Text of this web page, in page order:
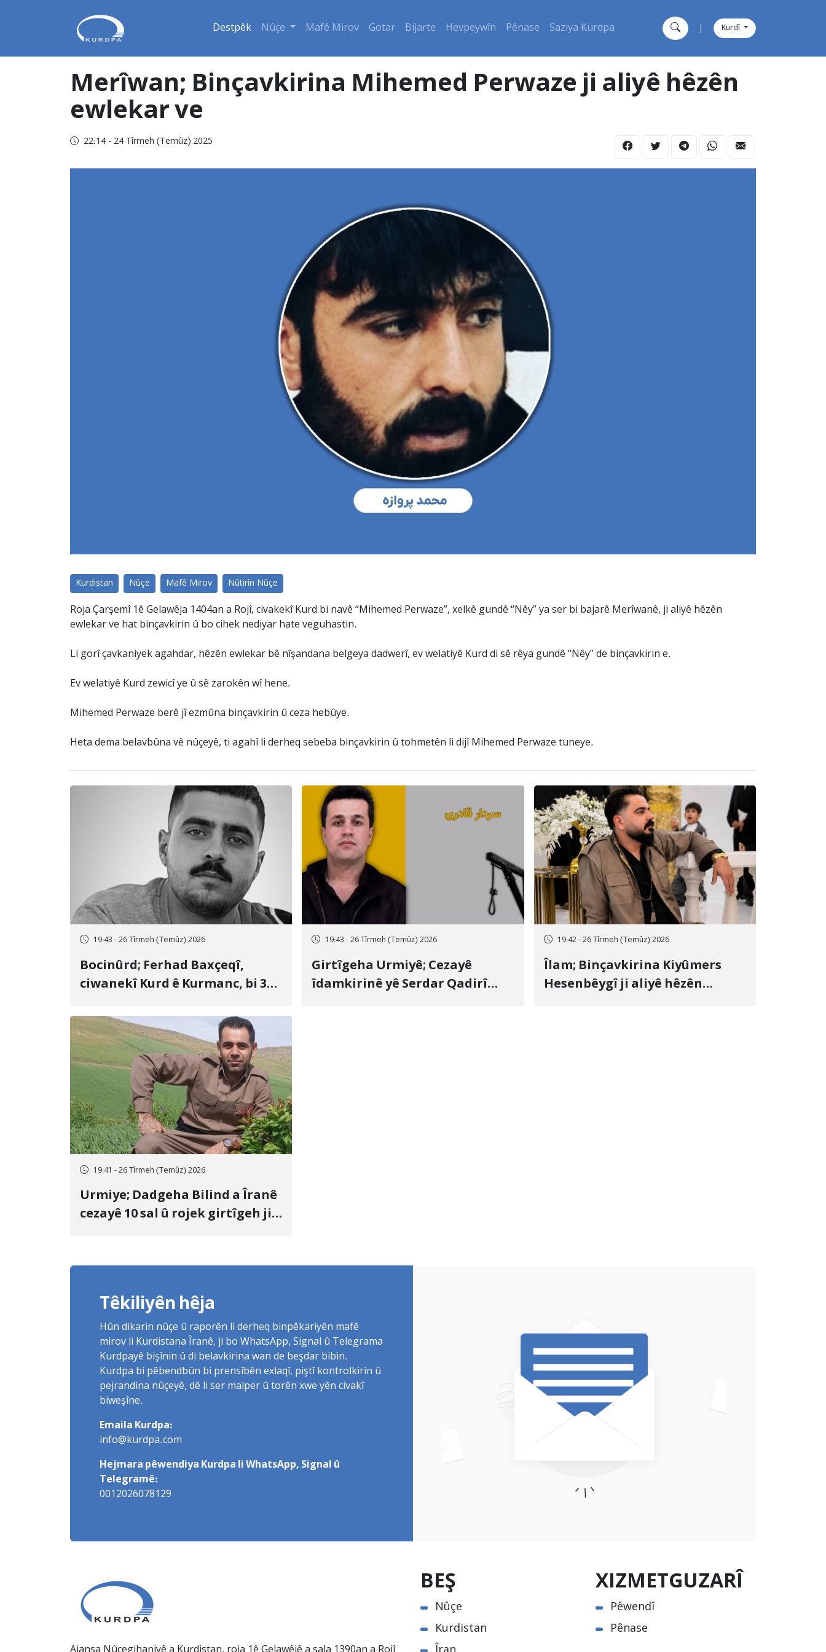
Destpêk Nûçe Mafê Mirov Gotar Bijarte Hevpeywîn Pênase Saziya Kurdpa Kurdî
Merîwan; Binçavkirina Mihemed Perwaze ji aliyê hêzên
ewlekar ve
22:14 - 24 Tîrmeh (Temûz) 2025
Kurdistan Nûçe Mafê Mirov Nûtirîn Nûçe
Roja Çarşemî 1ê Gelawêja 1404an a Rojî, civakekî Kurd bi navê “Mihemed Perwaze”, xelkê gundê “Nêy” ya ser bi bajarê Merîwanê, ji aliyê hêzên
ewlekar ve hat binçavkirin û bo cihek nediyar hate veguhastin.
Li gorî çavkaniyek agahdar, hêzên ewlekar bê nîşandana belgeya dadwerî, ev welatiyê Kurd di sê rêya gundê “Nêy” de binçavkirin e.
Ev welatiyê Kurd zewicî ye û sê zarokên wî hene.
Mihemed Perwaze berê jî ezmûna binçavkirin û ceza hebûye.
Heta dema belavbûna vê nûçeyê, ti agahî li derheq sebeba binçavkirin û tohmetên li dijî Mihemed Perwaze tuneye.
19:43 - 26 Tîrmeh (Temûz) 2026
Bocinûrd; Ferhad Baxçeqî,
ciwanekî Kurd ê Kurmanc, bi 3
cezakirin
19:43 - 26 Tîrmeh (Temûz) 2026
Girtîgeha Urmiyê; Cezayê
îdamkirinê yê Serdar Qadirî
19:42 - 26 Tîrmeh (Temûz) 2026
Îlam; Binçavkirina Kiyûmers
Hesenbêygî ji aliyê hêzên
19:41 - 26 Tîrmeh (Temûz) 2026
Urmiye; Dadgeha Bilind a Îranê
cezayê 10 sal û rojek girtîgeh ji
Têkiliyên hêja
Hûn dikarin nûçe û raporên li derheq binpêkariyên mafê
mirov li Kurdistana Îranê, ji bo WhatsApp, Signal û Telegrama
Kurdpayê bişînin û di belavkirina wan de beşdar bibin.
Kurdpa bi pêbendbûn bi prensîbên exlaqî, piştî kontrolkirin û
pejrandina nûçeyê, dê li ser malper û torên xwe yên civakî
biweşîne.
Emaila Kurdpa:
info@kurdpa.com
Hejmara pêwendiya Kurdpa li WhatsApp, Signal û
Telegramê:
0012026078129
BEŞ
Nûçe
Kurdistan
XIZMETGUZARÎ
Pêwendî
Pênase